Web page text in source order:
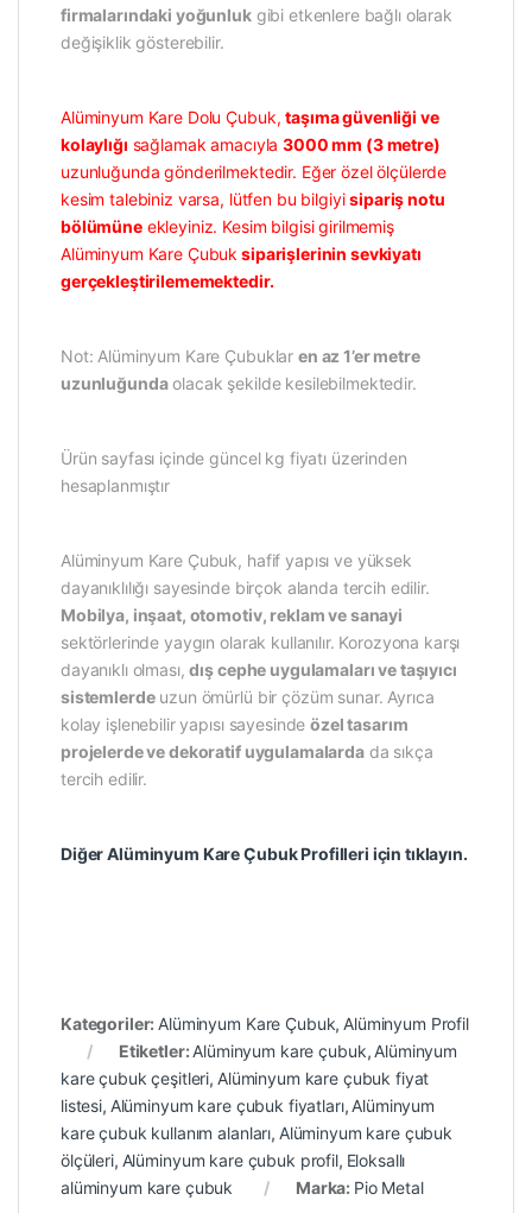
firmalarındaki yoğunlukgibi etkenlere bağlı olarak
değişiklik gösterebilir.
Alüminyum Kare Dolu Çubuk,taşıma güvenliği ve
kolaylığı sağlamak amacıyla3000 mm (3 metre)
uzunluğunda gönderilmektedir. Eğer özel ölçülerde
kesim talebiniz varsa, lütfen bu bilgiyisipariş notu
bölümüneekleyiniz. Kesim bilgisi girilmemiş
Alüminyum Kare Çubuk siparişlerinin sevkiyatı
gerçekleştirilememektedir.
Not: Alüminyum Kare Çubuklar en az 1’er metre
uzunluğundaolacak şekilde kesilebilmektedir.
Ürün sayfası içinde güncel kg fiyatı üzerinden
hesaplanmıştır
Alüminyum Kare Çubuk, hafif yapısı ve yüksek
dayanıklılığı sayesinde birçok alanda tercih edilir.
Mobilya, inşaat, otomotiv, reklam ve sanayi
sektörlerinde yaygın olarak kullanılır. Korozyona karşı
dayanıklı olması,dış cephe uygulamaları ve taşıyıcı
sistemlerdeuzun ömürlü bir çözüm sunar. Ayrıca
kolay işlenebilir yapısı sayesindeözel tasarım
projelerde ve dekoratif uygulamalardada sıkça
tercih edilir.
Diğer Alüminyum Kare Çubuk Profilleri için tıklayın.
Kategoriler: Alüminyum Kare Çubuk, Alüminyum Profil
Etiketler: Alüminyum kare çubuk, Alüminyum
kare çubuk çeşitleri, Alüminyum kare çubuk fiyat
listesi, Alüminyum kare çubuk fiyatları, Alüminyum
kare çubuk kullanım alanları, Alüminyum kare çubuk
ölçüleri, Alüminyum kare çubuk profil, Eloksallı
alüminyum kare çubuk
Marka: Pio Metal